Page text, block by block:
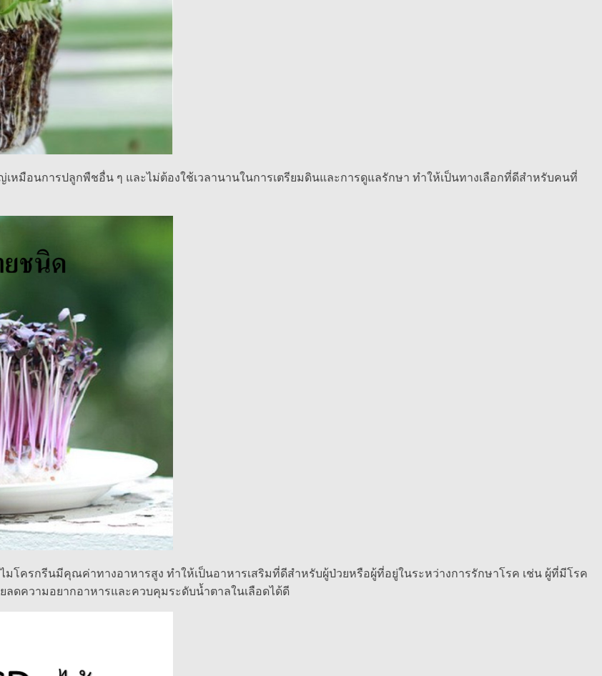
มือนการปลูกพืชอื่น ๆ และไม่ต้องใช้เวลานานในการเตรียมดินและการดูแลรักษา ทำให้เป็นทางเลือกที่ดีสำหรับคนที่
มโครกรีนมีคุณค่าทางอาหารสูง ทำให้เป็นอาหารเสริมที่ดีสำหรับผู้ป่วยหรือผู้ที่อยู่ในระหว่างการรักษาโรค เช่น ผู้ที่มีโรค
ดความอยากอาหารและควบคุมระดับน้ำตาลในเลือดได้ดี